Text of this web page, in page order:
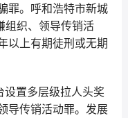
罪。呼和浩特市新城
组织、领导传销活
以上有期徒刑或无期
置多层级拉人头奖
导传销活动罪。发展